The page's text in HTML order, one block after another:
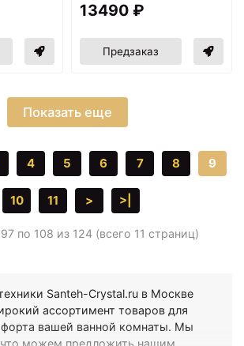
13490 ₽
Предзаказ
Показать еще
4 5 6 7 8 9
10 11 > >|
по 108 из 124 (всего 11 страниц)
Santeh-Crystal.ru в Москве
ассортимент товаров для
вашей ванной комнаты. Мы